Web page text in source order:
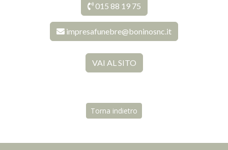
015 88 19 75
impresafunebre@boninosnc.it
VAI AL SITO
Torna indietro